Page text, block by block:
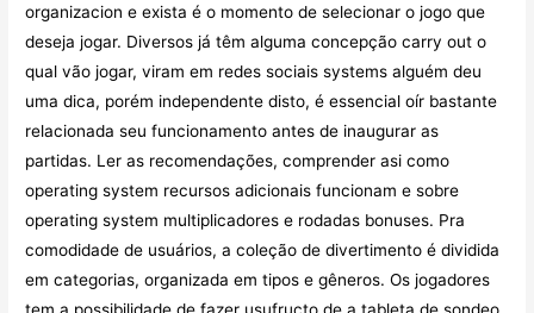
organizacion e exista é o momento de selecionar o jogo que
deseja jogar. Diversos já têm alguma concepção carry out o
qual vão jogar, viram em redes sociais systems alguém deu
uma dica, porém independente disto, é essencial oír bastante
relacionada seu funcionamento antes de inaugurar as
partidas. Ler as recomendações, comprender asi como
operating system recursos adicionais funcionam e sobre
operating system multiplicadores e rodadas bonuses. Pra
comodidade de usuários, a coleção de divertimento é dividida
em categorias, organizada em tipos e gêneros. Os jogadores
tem a possibilidade de fazer usufructo de a tableta de sondeo